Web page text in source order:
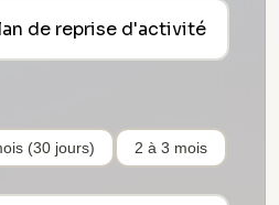
(30 jours) 2 à 3 mois